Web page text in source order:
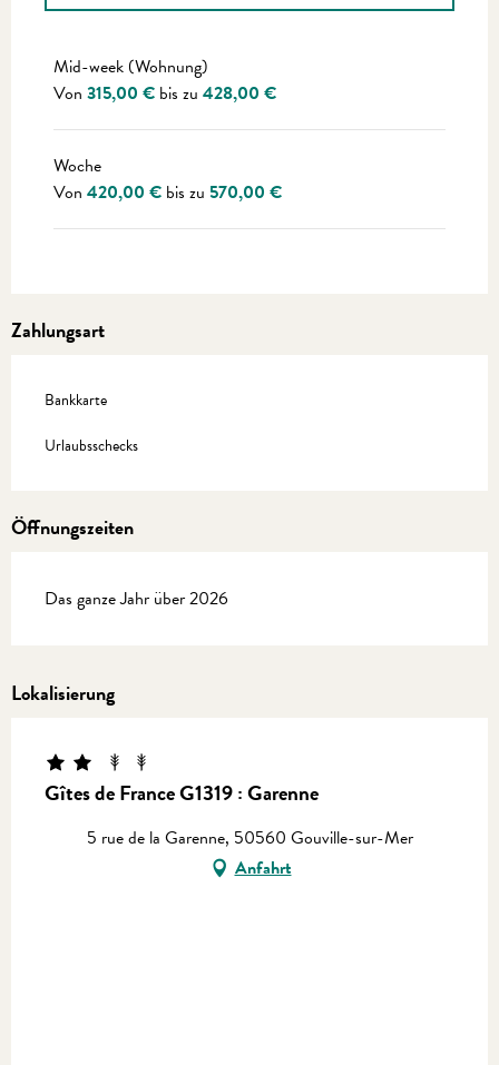
Mid-week (Wohnung)
Von 315,00 € bis zu 428,00 €
Woche
Von 420,00 € bis zu 570,00 €
Zahlungsart
Bankkarte
Urlaubsschecks
Öffnungszeiten
Das ganze Jahr über 2026
Lokalisierung
Gîtes de France G1319 : Garenne
5 rue de la Garenne, 50560 Gouville-sur-Mer
Anfahrt